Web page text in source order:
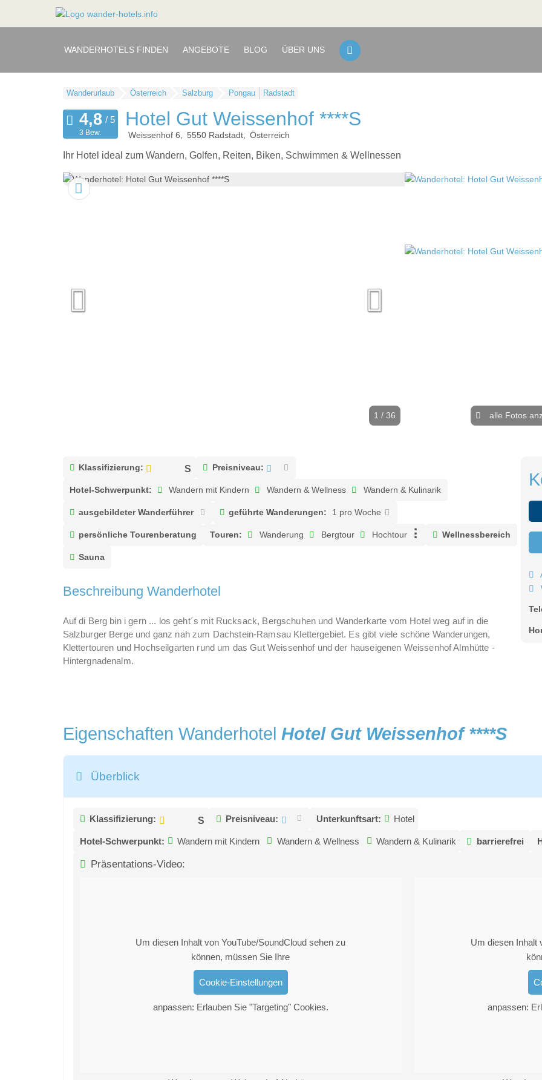
WANDERHOTELS FINDEN ANGEBOTE BLOG ÜBER UNS
Wanderurlaub Österreich Salzburg Pongau Radstadt
Hotel Gut Weissenhof ****S
Weissenhof 6 5550 Radstadt Österreich
Ihr Hotel ideal zum Wandern, Golfen, Reiten, Biken, Schwimmen & Wellnessen
3 Bew.
1 / 36 alle Fotos
Klassifizierung: Preisniveau:
Hotel-Schwerpunkt: Wandern mit Kindern Wandern & Wellness Wandern & Kulinarik
ausgebildeter Wanderführer geführte Wanderungen: 1 pro Woche
persönliche Tourenberatung Touren: Wanderung Bergtour Hochtour Wellnessbereich
Sauna
Beschreibung Wanderhotel
Auf di Berg bin i gern ... los geht´s mit Rucksack, Bergschuhen und Wanderkarte vom Hotel weg auf in die
Salzburger Berge und ganz nah zum Dachstein-Ramsau Klettergebiet. Es gibt viele schöne Wanderungen,
Klettertouren und Hochseilgarten rund um das Gut Weissenhof und der hauseigenen Weissenhof Almhütte -
Hintergnadenalm.
Eigenschaften Wanderhotel Hotel Gut Weissenhof ****S
Überblick
Klassifizierung: Preisniveau: Unterkunftsart: Hotel
Hotel-Schwerpunkt: Wandern mit Kindern Wandern & Wellness Wandern & Kulinarik barrierefrei
Präsentations-Video:
Um diesen Inhalt von YouTube/SoundCloud sehen zu
können, müssen Sie Ihre
Cookie-Einstellungen
anpassen: Erlauben Sie "Targeting" Cookies.
Um diesen Inhalt
anpassen: